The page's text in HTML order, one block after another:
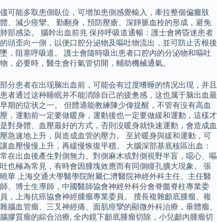
儘可能多取患側臥位，可增加患側感覺輸入，牽拉整個偏癱肢
體、減少痙攣。 勤翻身，預防壓瘡、深靜脈血栓的形成，避免
肺部感染。 腦幹出血前兆 保持呼吸道通暢：護士會將昏迷患者
的頭歪向一側，以便口腔分泌物及嘔吐物流出，並可防止舌根後
墜，阻塞呼吸道。 護士會隨時吸出患者口腔內的分泌物和嘔吐
物，必要時，醫生會行氣管切開，輔助機械通氣。
部分患者在出现脑出血前，可能会有过度嗜睡的情况出现，并且
患者通过这种睡眠并不能消除自己的疲惫感，这也属于脑出血最
早期的症状之一。 但體適能教練陳少偉提醒，不管有沒有高血
壓，運動前一定要做暖身，運動後也一定要做緩和運動，這樣才
是對身體、血壓最好的方式，否則沒暖身就快速運動，會造成血
壓急速地上升，與造成血管的壓力。 至於暖身與緩和運動，可
讓血壓慢慢上升，再緩慢恢復平穩。 大腦深部基底核區出血：
常在出血後產生對側無力、對側麻木或對側視野半盲，噁心、嘔
吐也極為常見，有時會因腫塊效應而有同側瞳孔擴大現象。 張
曉華 上海交通大學醫學院附屬仁濟醫院神經外科主任、主任醫
師、博士生導師，中國醫師協會神經外科分會脊髓脊柱專業委
員，上海抗癌協會神經腫瘤專業委員。 擅長複雜顱底腫瘤、複
雜腦血管瘤、三叉神經痛、面肌痙攣的顯微外科治療，垂體瘤、
腦膠質瘤的綜合治療, 全內鏡下顱底腫瘤切除，小兒顱內腫瘤切